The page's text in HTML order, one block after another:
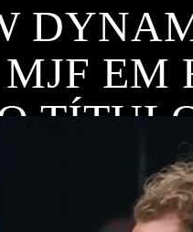
EM
em destaque.